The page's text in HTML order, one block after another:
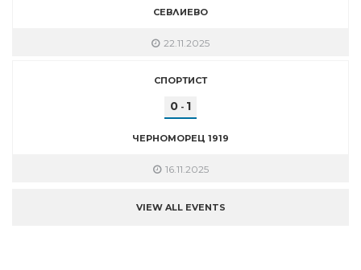
СЕВЛИЕВО
22.11.2025
СПОРТИСТ
0 - 1
ЧЕРНОМОРЕЦ 1919
16.11.2025
VIEW ALL EVENTS